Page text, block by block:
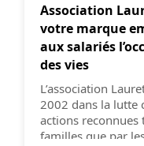
Association
votre marque
aux salariés
des vies
L’association
2002 dans la lutte
actions reconnues
familles que par